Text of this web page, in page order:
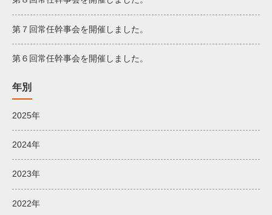
第７回常任幹事会を開催しました。
第６回常任幹事会を開催しました。
年別
2025年
2024年
2023年
2022年